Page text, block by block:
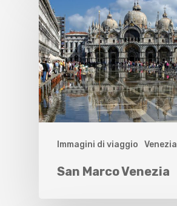
Immagini di viaggio Venezia
San Marco Venezia